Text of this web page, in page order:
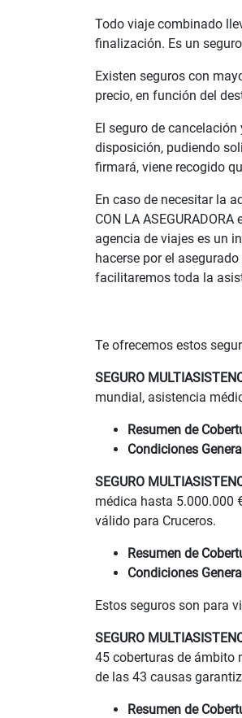
Todo viaje combinado
finalización. Es un
Existen seguros con
precio, en función del
El seguro de cancelación
disposición, pudiendo
firmará, viene recogido
En caso de necesitar la
CON LA
agencia de viajes es un
hacerse por el
facilitaremos toda la
Te ofrecemos estos
SEGURO
mundial, asistencia
Resumen de
Condiciones
SEGURO
médica hasta 5.000.000
válido para Cruceros.
Resumen de
Condiciones
Estos seguros son para
SEGURO
45 coberturas de ámbito
de las 43 causas
Resumen de